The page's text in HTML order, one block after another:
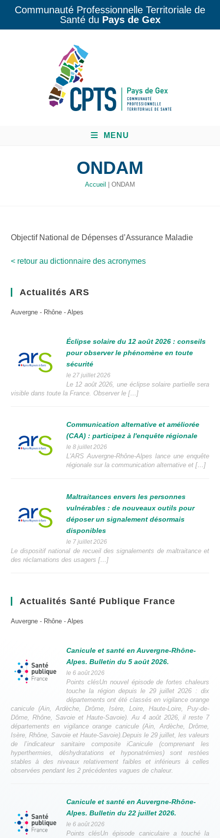
Communauté Professionnelle Territoriale de
Santé du Pays de Gex
MENU
ONDAM
Accueil | ONDAM
Objectif National de Dépenses d’Assurance Maladie
< retour au dictionnaire des acronymes
Actualités ARS
Auvergne - Rhône - Alpes
Éclipse solaire du 12 août 2026 : conseils
pour observer le phénomène en toute
sécurité
le 27 juillet 2026
Le 12 août 2026, une éclipse solaire partielle sera
visible dans toute la France. Observer le […]
Communication alternative et améliorée
(CAA) : participez à l'enquête régionale
le 8 juillet 2026
L'ARS Auvergne-Rhône-Alpes lance une enquête
régionale sur la communication alternative et […]
Maltraitances envers les personnes
vulnérables : de nouveaux outils pour
déposer un signalement désormais
disponibles
le 7 juillet 2026
Le dispositif national de recueil des signalements de maltraitance et
des réclamations des usagers […]
Actualités Santé Publique France
Auvergne - Rhône - Alpes
Canicule et santé en Auvergne-Rhône-
Alpes. Bulletin du 5 août 2026.
le 6 août 2026
Points clésUn nouvel épisode de fortes chaleurs
touche la région depuis le 29 juillet 2026 : dix
départements ont été classés en vigilance orange
canicule (Ain, Ardèche, Drôme, Isère, Loire, Haute-Loire, Puy-de-
Dôme, Rhône, Savoie et Haute-Savoie). Au 4 août 2026, il reste 7
départements en vigilance orange canicule (Ain, Ardèche, Drôme,
Isère, Rhône, Savoie et Haute-Savoie).Depuis le 29 juillet, les valeurs
de l’indicateur sanitaire composite iCanicule (comprenant les
hyperthermies, déshydratations et hyponatrémies) sont restées
stables à des niveaux relativement faibles et inférieurs à celles
observées pendant les 2 précédentes vagues de chaleur.
Canicule et santé en Auvergne-Rhône-
Alpes. Bulletin du 22 juillet 2026.
le 6 août 2026
Points clésUn épisode caniculaire a touché la